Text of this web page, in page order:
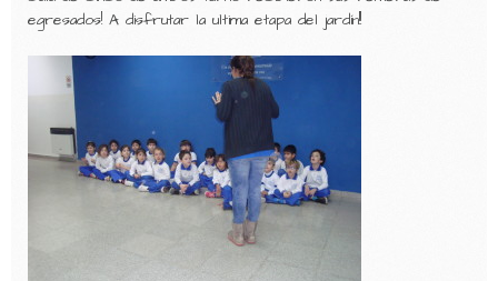
egresados! A disfrutar la ultima etapa del jardín!!